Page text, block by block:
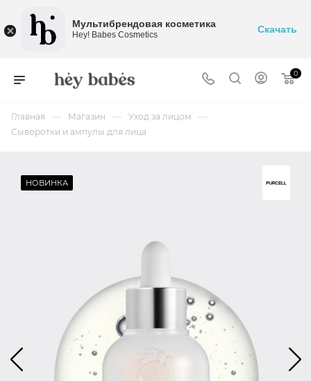
0
Главная — Магазин — Уход за лицом —
Сыворотки и ампулы для лица
НОВИНКА
Мультибрендовая косметика
Hey! Babes Cosmetics Скачать